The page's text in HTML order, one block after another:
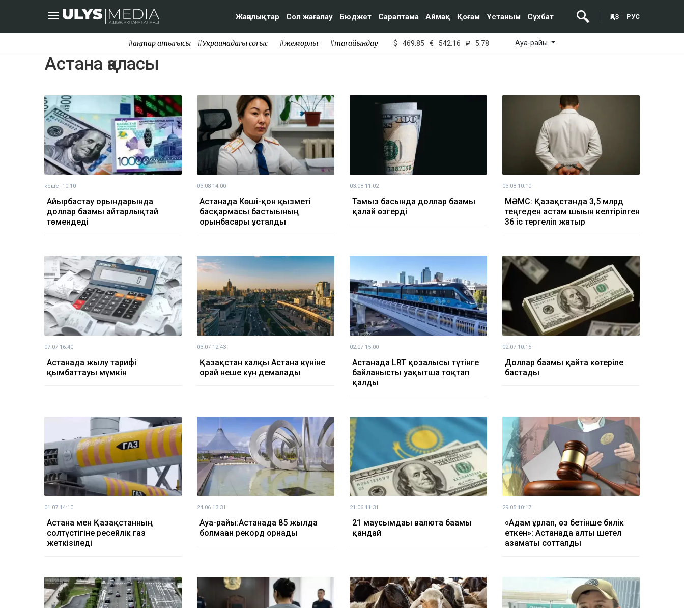
Жаңалықтар Сол жағалау Бюджет Сараптама Аймақ Қоғам Ұстаным Сұхбат ҚАЗ РУС
#қаңтар қақтығысы #Украинадағы соғыс #жемқорлық #тағайындау $ 469.85 € 542.16 ₽ 5.78 Ауа-райы
Астана қаласы
кеше, 10:10
Айырбастау орындарында
доллар бағамы айтарлықтай
төмендеді
03.08 14:00
Астанада Көші-қон қызметі
басқармасы бастығының
орынбасары ұсталды
03.08 11:02
Тамыз басында доллар бағамы
қалай өзгерді
03.08 10:10
МӘМС: Қазақстанда 3,5 млрд
теңгеден астам шығын келтірілген
36 іс тергеліп жатыр
07.07 16:40
Астанада жылу тарифі
қымбаттауы мүмкін
03.07 12:43
Қазақстан халқы Астана күніне
орай неше күн демалады
02.07 15:00
Астанада LRT қозғалысы түтінге
байланысты уақытша тоқтап
қалды
02.07 10:15
Доллар бағамы қайта көтеріле
бастады
01.07 14:10
Астана мен Қазақстанның
солтүстігіне ресейлік газ
жеткізіледі
24.06 13:31
Ауа-райы:Астанада 85 жылда
болмаған рекорд орнады
21.06 11:31
21 маусымдағы валюта бағамы
қандай
29.05 10:17
«Адам ұрлап, өз бетінше билік
еткен»: Астанада алты шетел
азаматы сотталды